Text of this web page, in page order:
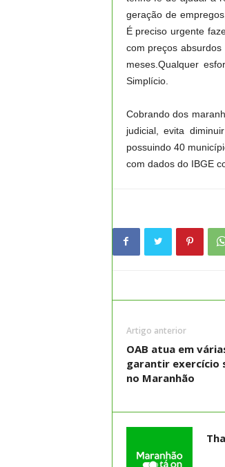
geração de
É preciso urgente
com preços
meses.Qualquer
Simplício.
Cobrando dos
judicial, evita
possuindo 40
com dados do IBGE
Artigo anterior
OAB atua em
garantir exercício
no Maranhão